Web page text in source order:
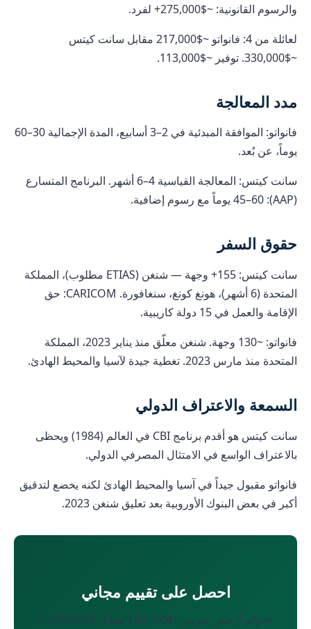
والرسوم القانونية: ~$275,000+ لفرد.
لعائلة من 4: فانواتو ~$217,000 مقابل سانت كيتس
~$330,000. توفير ~$113,000.
مدد المعالجة
فانواتو: الموافقة المبدئية في 2–3 أسابيع، المدة الإجمالية 30–60
يوماً، عن بُعد.
سانت كيتس: المعالجة القياسية 4–6 أشهر. البرنامج المتسارع
(AAP): 45–60 يوماً مع رسوم إضافية.
حقوق السفر
سانت كيتس: 155+ وجهة — شنغن (ETIAS مطلوب)، المملكة
المتحدة (6 أشهر)، هونغ كونغ، سنغافورة. CARICOM: حق
الإقامة والعمل في 15 دولة كاريبية.
فانواتو: ~130 وجهة. شنغن معلّق منذ يناير 2023، المملكة
المتحدة منذ مارس 2023. تغطية جيدة لآسيا والمحيط الهادئ.
السمعة والاعتراف الدولي
سانت كيتس هو أقدم برنامج CBI في العالم (1984) ويحظى
بالاعتراف الواسع في الامتثال المصرفي الدولي.
فانواتو مقبول جيداً في آسيا والمحيط الهادئ لكنه يخضع لتدقيق
أكبر في بعض البنوك الأوروبية بعد تعليق شنغن 2023.
احصل على تقييم مجاني
فانواتو أرخص بمرتين ($130,000 مقابل $250,000+)